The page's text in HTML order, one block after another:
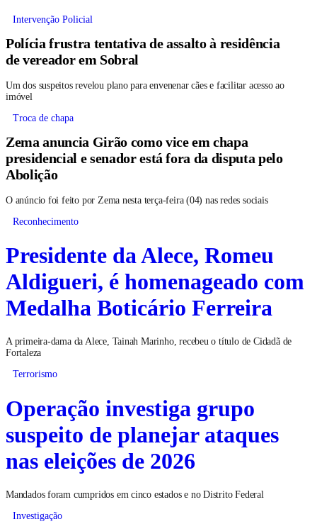
Intervenção Policial
Polícia frustra tentativa de assalto à residência
de vereador em Sobral
Um dos suspeitos revelou plano para envenenar cães e facilitar acesso ao
imóvel
Troca de chapa
Zema anuncia Girão como vice em chapa
presidencial e senador está fora da disputa pelo
Abolição
O anúncio foi feito por Zema nesta terça-feira (04) nas redes sociais
Reconhecimento
Presidente da Alece, Romeu
Aldigueri, é homenageado com
Medalha Boticário Ferreira
A primeira-dama da Alece, Tainah Marinho, recebeu o título de Cidadã de
Fortaleza
Terrorismo
Operação investiga grupo
suspeito de planejar ataques
nas eleições de 2026
Mandados foram cumpridos em cinco estados e no Distrito Federal
Investigação